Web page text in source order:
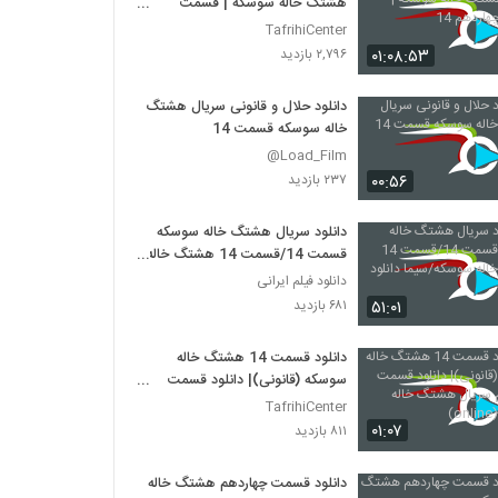
۰۱:۰۸:۵۳
چهاردهم 14
TafrihiCenter
۲,۷۹۶ بازدید
۰۰:۵۶
دانلود حلال و قانونی سریال هشتگ
خاله سوسکه قسمت 14
Load_Film@
۲۳۷ بازدید
۵۱:۰۱
دانلود سریال هشتگ خاله سوسکه
قسمت 14/قسمت 14 هشتگ خاله
سوسکه/سیما دانلود
دانلود فیلم ایرانی
۶۸۱ بازدید
۰۱:۰۷
دانلود قسمت 14 هشتگ خاله
سوسکه (قانونی)| دانلود قسمت
چهاردهم سریال هشتگ خاله سوسکه
(online)
TafrihiCenter
۸۱۱ بازدید
دانلود قسمت چهاردهم هشتگ خاله